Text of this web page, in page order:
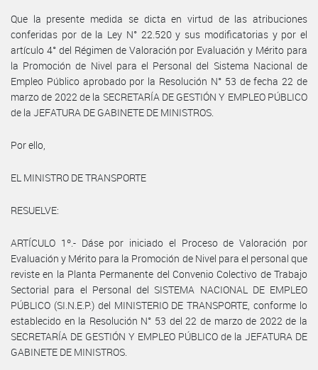
Que la presente medida se dicta en virtud de las atribuciones
conferidas por de la Ley N° 22.520 y sus modificatorias y por el
artículo 4° del Régimen de Valoración por Evaluación y Mérito para
la Promoción de Nivel para el Personal del Sistema Nacional de
Empleo Público aprobado por la Resolución N° 53 de fecha 22 de
marzo de 2022 de la SECRETARÍA DE GESTIÓN Y EMPLEO PÚBLICO
de la JEFATURA DE GABINETE DE MINISTROS.
Por ello,
EL MINISTRO DE TRANSPORTE
RESUELVE:
ARTÍCULO 1º.- Dáse por iniciado el Proceso de Valoración por
Evaluación y Mérito para la Promoción de Nivel para el personal que
reviste en la Planta Permanente del Convenio Colectivo de Trabajo
Sectorial para el Personal del SISTEMA NACIONAL DE EMPLEO
PÚBLICO (SI.N.E.P.) del MINISTERIO DE TRANSPORTE, conforme lo
establecido en la Resolución N° 53 del 22 de marzo de 2022 de la
SECRETARÍA DE GESTIÓN Y EMPLEO PÚBLICO de la JEFATURA DE
GABINETE DE MINISTROS.